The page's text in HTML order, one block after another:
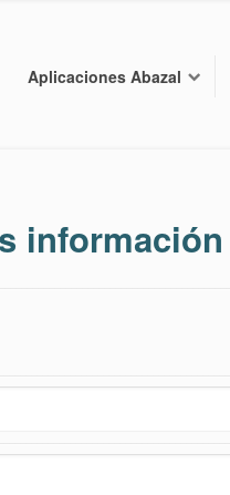
Aplicaciones Abazal
información